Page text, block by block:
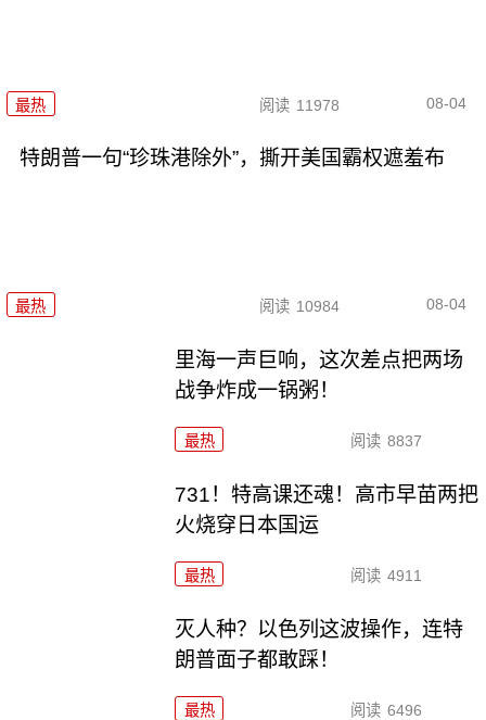
最热 阅读 11978 08-04
特朗普一句“珍珠港除外”，撕开美国霸权遮羞布
最热 阅读 10984 08-04
里海一声巨响，这次差点把两场
战争炸成一锅粥！
最热 阅读 8837
731！特高课还魂！高市早苗两把
火烧穿日本国运
最热 阅读 4911
灭人种？以色列这波操作，连特
朗普面子都敢踩！
最热 阅读 6496